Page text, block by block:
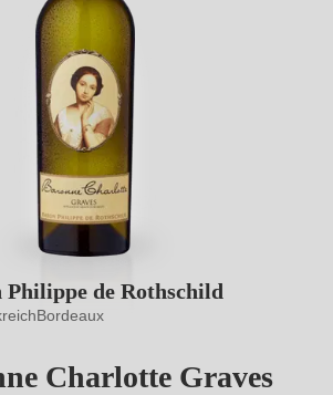
Philippe de Rothschild
Bordeaux
Charlotte Graves